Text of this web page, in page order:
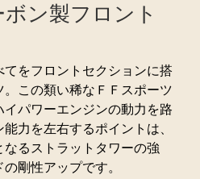
ン製フロント
をフロントセクションに搭
この類い稀なＦＦスポーツ
パワーエンジンの動力を路
力を左右するポイントは、
るストラットタワーの強
剛性アップです。